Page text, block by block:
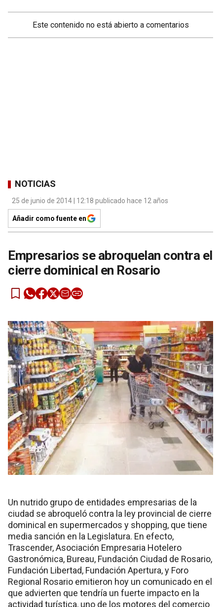
Este contenido no está abierto a comentarios
NOTICIAS
25 de junio de 2014 | 12:18 publicado hace 12 años
Añadir como fuente en
Empresarios se abroquelan contra el
cierre dominical en Rosario
Un nutrido grupo de entidades empresarias de la
ciudad se abroqueló contra la ley provincial de cierre
dominical en supermercados y shopping, que tiene
media sanción en la Legislatura. En efecto,
Trascender, Asociación Empresaria Hotelero
Gastronómica, Bureau, Fundación Ciudad de Rosario,
Fundación Libertad, Fundación Apertura, y Foro
Regional Rosario emitieron hoy un comunicado en el
que advierten que tendría un fuerte impacto en la
actividad turística, uno de los motores del comercio